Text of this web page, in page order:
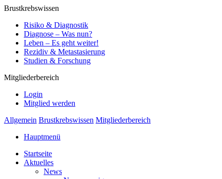
Brustkrebswissen
Risiko & Diagnostik
Diagnose – Was nun?
Leben – Es geht weiter!
Rezidiv & Metastasierung
Studien & Forschung
Mitgliederbereich
Login
Mitglied werden
Allgemein Brustkrebswissen Mitgliederbereich
Hauptmenü
Startseite
Aktuelles
News